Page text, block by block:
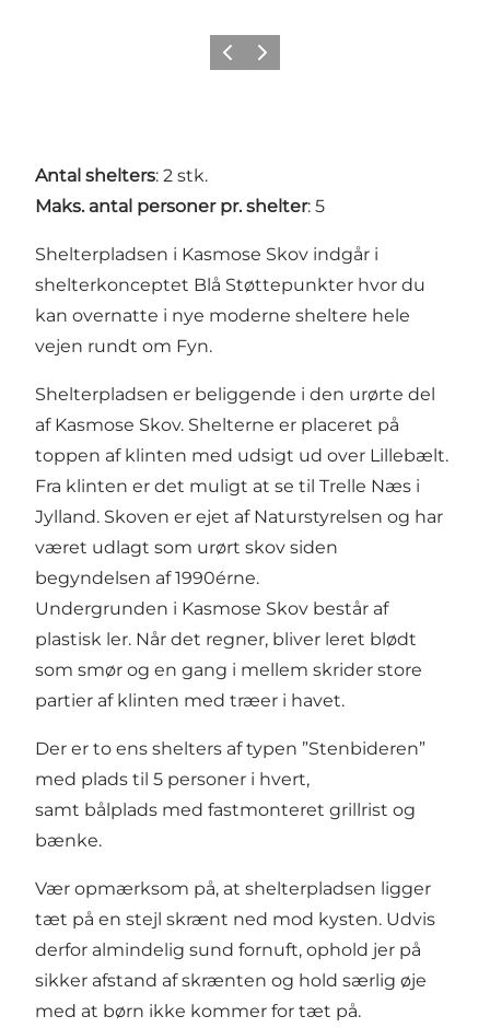
ForrigeNæste
Antal shelters: 2 stk.
Maks. antal personer pr. shelter: 5
Shelterpladsen i Kasmose Skov indgår i
shelterkonceptet Blå Støttepunkter hvor du
kan overnatte i nye moderne sheltere hele
vejen rundt om Fyn.
Shelterpladsen er beliggende i den urørte del
af Kasmose Skov. Shelterne er placeret på
toppen af klinten med udsigt ud over Lillebælt.
Fra klinten er det muligt at se til Trelle Næs i
Jylland. Skoven er ejet af Naturstyrelsen og har
været udlagt som urørt skov siden
begyndelsen af 1990érne.
Undergrunden i Kasmose Skov består af
plastisk ler. Når det regner, bliver leret blødt
som smør og en gang i mellem skrider store
partier af klinten med træer i havet.
Der er to ens shelters af typen ”Stenbideren”
med plads til 5 personer i hvert,
samt bålplads med fastmonteret grillrist og
bænke.
Vær opmærksom på, at shelterpladsen ligger
tæt på en stejl skrænt ned mod kysten. Udvis
derfor almindelig sund fornuft, ophold jer på
sikker afstand af skrænten og hold særlig øje
med at børn ikke kommer for tæt på.